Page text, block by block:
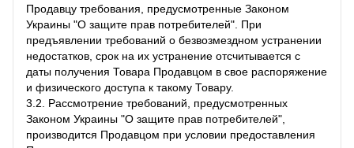
Продавцу требования, предусмотренные Законом
Украины "О защите прав потребителей". При
предъявлении требований о безвозмездном устранении
недостатков, срок на их устранение отсчитывается с
даты получения Товара Продавцом в свое распоряжение
и физического доступа к такому Товару.
3.2. Рассмотрение требований, предусмотренных
Законом Украины "О защите прав потребителей",
производится Продавцом при условии предоставления